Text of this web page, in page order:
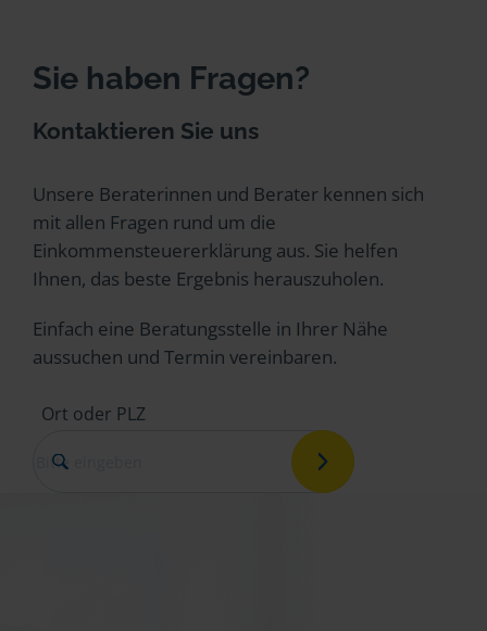
Sie haben Fragen?
Kontaktieren Sie uns
Unsere Beraterinnen und Berater kennen sich
mit allen Fragen rund um die
Einkommensteuererklärung aus. Sie helfen
Ihnen, das beste Ergebnis herauszuholen.
Einfach eine Beratungsstelle in Ihrer Nähe
aussuchen und Termin vereinbaren.
Ort oder PLZ